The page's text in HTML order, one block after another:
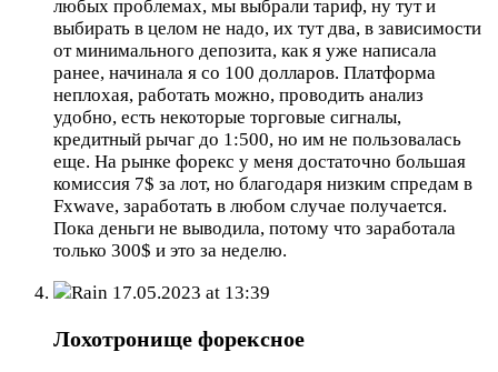
любых проблемах, мы выбрали тариф, ну тут и
выбирать в целом не надо, их тут два, в зависимости
от минимального депозита, как я уже написала
ранее, начинала я со 100 долларов. Платформа
неплохая, работать можно, проводить анализ
удобно, есть некоторые торговые сигналы,
кредитный рычаг до 1:500, но им не пользовалась
еще. На рынке форекс у меня достаточно большая
комиссия 7$ за лот, но благодаря низким спредам в
Fxwave, заработать в любом случае получается.
Пока деньги не выводила, потому что заработала
только 300$ и это за неделю.
Rain 17.05.2023 at 13:39
Лохотронище форексное